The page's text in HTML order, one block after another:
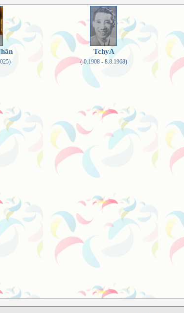
TchyA
(.0.1908 - 8.8.1968)